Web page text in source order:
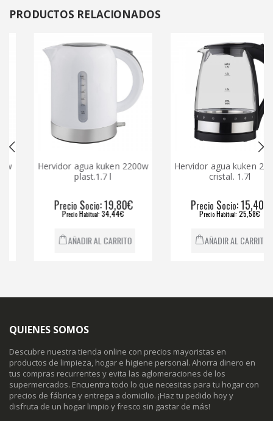
PRODUCTOS RELACIONADOS
Hervidor agua kuken 2200w
plast.1.7 l
recioSocio: 19,80€
recioHabitual: 34,44€
AÑADIR AL CARRITO
Hervidor agua kuken 2200w
cristal. 1.7l
recioSocio: 15,40€
recioHabitual: 25,58€
AÑADIR AL CARRITO
QUIENES SOMOS
Descubre nuestra tienda online con precios mayoristas en
productos de limpieza, hogar e higiene personal. Ahorra dinero en
tus compras recurrentes y evita las aglomeraciones de los
supermercados. Encuentra todo lo que necesitas para tu hogar con
precios de fábrica y entrega a domicilio. ¡Haz tu pedido hoy y
disfruta de un hogar limpio y fresco sin gastar de más!